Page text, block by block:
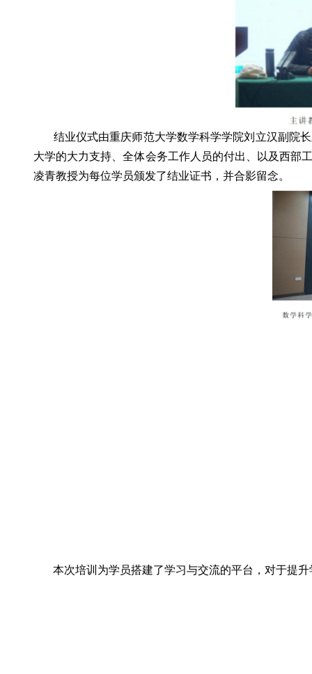
结业仪式由重庆师范大学数学科学学院刘立汉副院长
大学的大力支持、全体会务工作人员的付出、以及西部
凌青教授为每位学员颁发了结业证书，并合影留念。
本次培训为学员搭建了学习与交流的平台，对于提升